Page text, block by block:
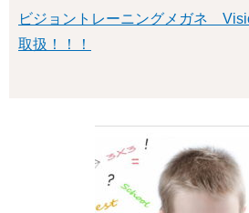
ビジョントレーニングメガネ
取扱！！！